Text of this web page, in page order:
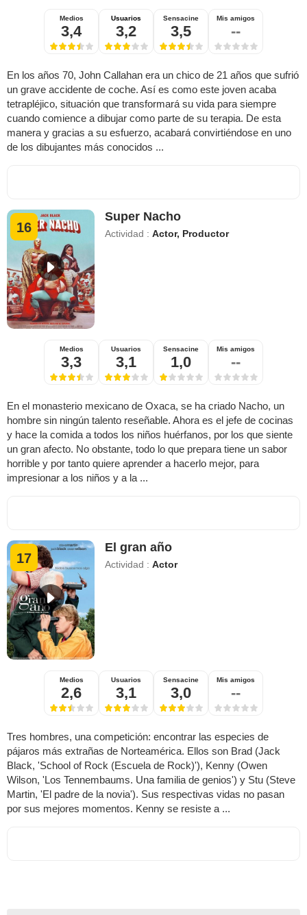
Medios
3,4
Usuarios
3,2
Sensacine
3,5
Mis amigos
--
En los años 70, John Callahan era un chico de 21 años que sufrió
un grave accidente de coche. Así es como este joven acaba
tetrapléjico, situación que transformará su vida para siempre
cuando comience a dibujar como parte de su terapia. De esta
manera y gracias a su esfuerzo, acabará convirtiéndose en uno
de los dibujantes más conocidos ...
16
Super Nacho
Actividad :Actor, Productor
Medios
3,3
Usuarios
3,1
Sensacine
1,0
Mis amigos
--
En el monasterio mexicano de Oxaca, se ha criado Nacho, un
hombre sin ningún talento reseñable. Ahora es el jefe de cocinas
y hace la comida a todos los niños huérfanos, por los que siente
un gran afecto. No obstante, todo lo que prepara tiene un sabor
horrible y por tanto quiere aprender a hacerlo mejor, para
impresionar a los niños y a la ...
17
El gran año
Actividad :Actor
Medios
2,6
Usuarios
3,1
Sensacine
3,0
Mis amigos
--
Tres hombres, una competición: encontrar las especies de
pájaros más extrañas de Norteamérica. Ellos son Brad (Jack
Black, 'School of Rock (Escuela de Rock)'), Kenny (Owen
Wilson, 'Los Tennembaums. Una familia de genios') y Stu (Steve
Martin, 'El padre de la novia'). Sus respectivas vidas no pasan
por sus mejores momentos. Kenny se resiste a ...